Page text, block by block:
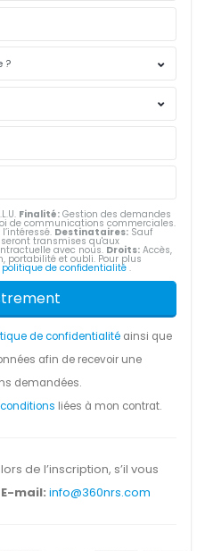
Finalité: Gestion des demandes
de communications commerciales.
Destinataires: Sauf
transmises qu'aux
avec nous. Droits: Accès,
portabilité et oubli. Pour plus
politique de confidentialité .
de confidentialité ainsi que
afin de recevoir une
demandées.
liées à mon contrat.
de l’inscription, s’il vous
E-mail: info@360nrs.com